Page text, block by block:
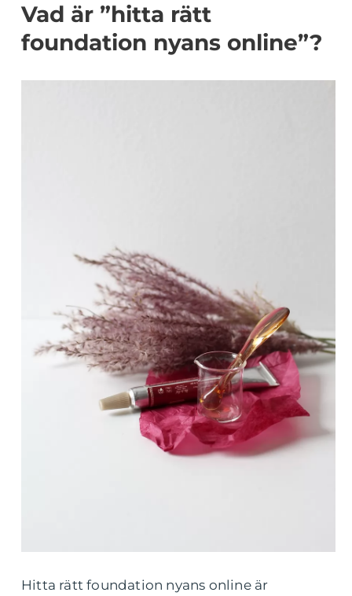
Vad är ”hitta rätt
foundation nyans online”?
Hitta rätt foundation nyans online är